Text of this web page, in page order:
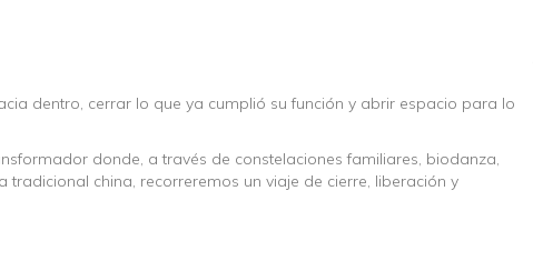
dentro, cerrar lo que ya cumplió su función y abrir espacio para lo
donde, a través de constelaciones familiares, biodanza,
china, recorreremos un viaje de cierre, liberación y